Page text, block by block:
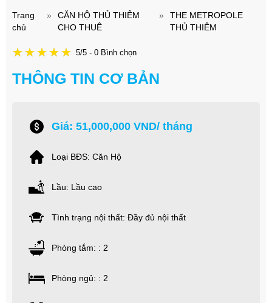
Trang
chủ
»
CĂN HỘ THỦ THIÊM
CHO THUÊ
»
THE METROPOLE
THỦ THIÊM
5/5 - 0 Bình chọn
THÔNG TIN CƠ BẢN
Giá: 51,000,000 VND/ tháng
Loại BĐS: Căn Hộ
Lầu: Lầu cao
Tình trạng nội thất: Đầy đủ nội thất
Phòng tắm: : 2
Phòng ngủ: : 2